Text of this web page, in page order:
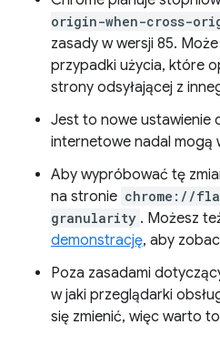
origin-when-cross-
zasady w wersji 85.
przypadki użycia, które
strony odsyłającej z
Jest to nowe ustawienie
internetowe nadal mogą
Aby wypróbować tę
na stronie chrome://
granularity . Możesz
demonstrację, aby
Poza zasadami
w jaki przeglądarki
się zmienić, więc warto